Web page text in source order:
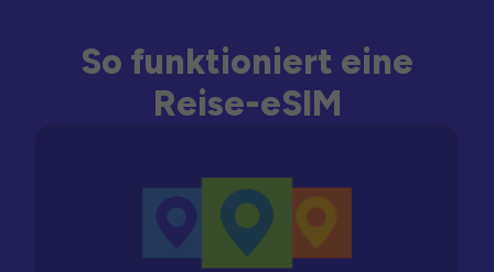
So funktioniert eine
Reise-eSIM